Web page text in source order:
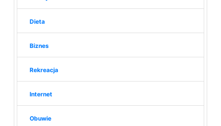
Dieta
Biznes
Rekreacja
Internet
Obuwie